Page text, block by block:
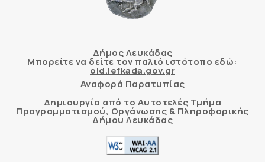
Δήμος Λευκάδας
Μπορείτε να δείτε τον παλιό ιστότοπο εδώ:
old.lefkada.gov.gr
Αναφορά Παρατυπίας
Δημιουργία από το Αυτοτελές Τμήμα
Προγραμματισμού, Οργάνωσης & Πληροφορικής
Δήμου Λευκάδας